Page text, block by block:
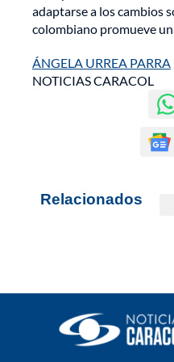
adaptarse a los cambios
colombiano promueve
ÁNGELA URREA PARRA
NOTICIAS CARACOL
Relacionados